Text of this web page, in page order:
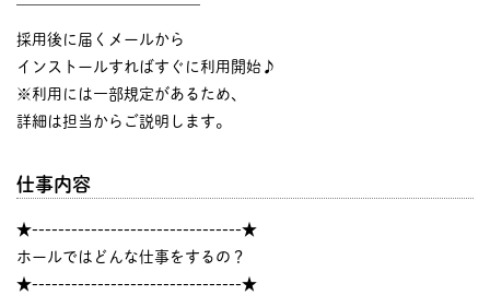
採用後に届くメールから
インストールすればすぐに利用開始♪
※利用には一部規定があるため、
詳細は担当からご説明します。
仕事内容
★--------------------------------★
ホールではどんな仕事をするの？
★--------------------------------★